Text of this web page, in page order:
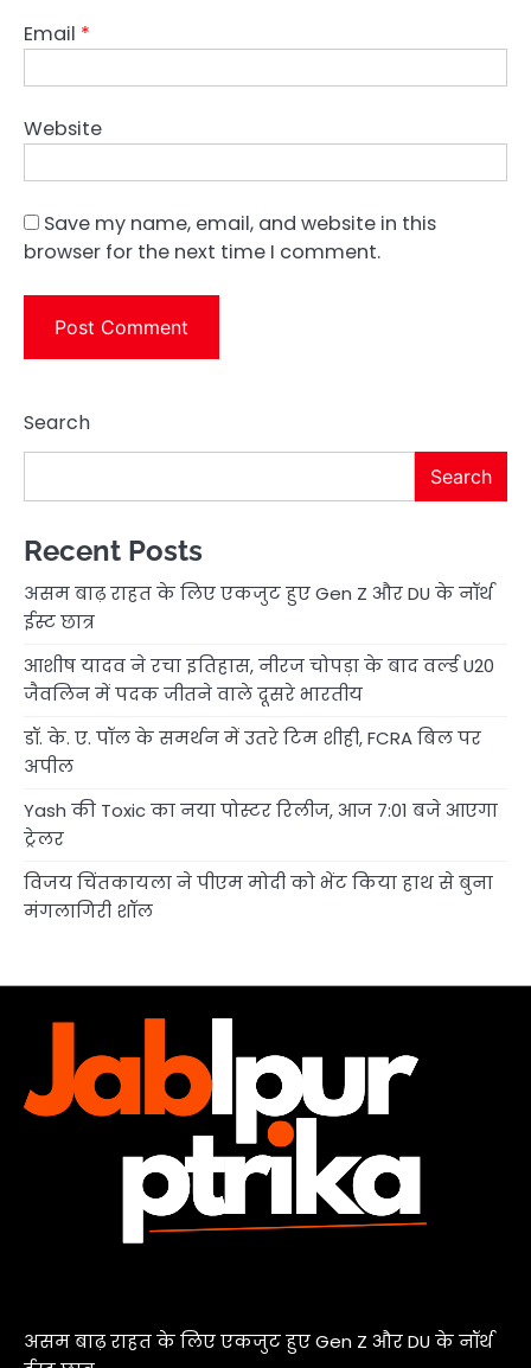
Email *
Website
Save my name, email, and website in this
browser for the next time I comment.
Search
Search
Recent Posts
असम बाढ़ राहत के लिए एकजुट हुए Gen Z और DU के नॉर्थ
ईस्ट छात्र
आशीष यादव ने रचा इतिहास, नीरज चोपड़ा के बाद वर्ल्ड U20
जैवलिन में पदक जीतने वाले दूसरे भारतीय
डॉ. के. ए. पॉल के समर्थन में उतरे टिम शीही, FCRA बिल पर
अपील
Yash की Toxic का नया पोस्टर रिलीज, आज 7:01 बजे आएगा
ट्रेलर
विजय चिंतकायला ने पीएम मोदी को भेंट किया हाथ से बुना
मंगलागिरी शॉल
असम बाढ़ राहत के लिए एकजुट हुए Gen Z और DU के नॉर्थ